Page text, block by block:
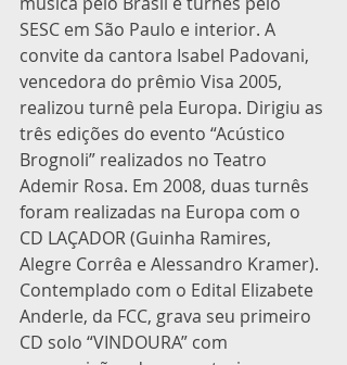
SESC em São Paulo e interior. A
convite da cantora Isabel Padovani,
vencedora do prêmio Visa 2005,
realizou turnê pela Europa. Dirigiu as
três edições do evento “Acústico
Brognoli” realizados no Teatro
Ademir Rosa. Em 2008, duas turnês
foram realizadas na Europa com o
CD LAÇADOR (Guinha Ramires,
Alegre Corrêa e Alessandro Kramer).
Contemplado com o Edital Elizabete
Anderle, da FCC, grava seu primeiro
CD solo “VINDOURA” com